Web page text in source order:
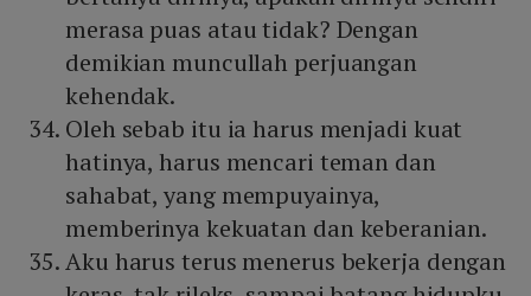
merasa puas atau tidak? Dengan
demikian muncullah perjuangan
kehendak.
Oleh sebab itu ia harus menjadi kuat
hatinya, harus mencari teman dan
sahabat, yang mempuyainya,
memberinya kekuatan dan keberanian.
Aku harus terus menerus bekerja dengan